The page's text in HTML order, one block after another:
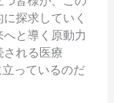
探求していく
と導く原動力
される医療
っているのだ